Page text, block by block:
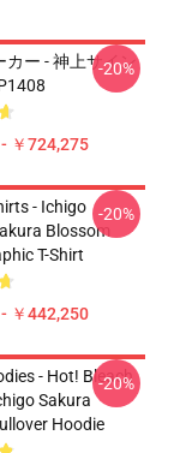
カー - 神上サイン
￥724,275
-20%
- Ichigo
Blossom
T-Shirt
￥442,250
-20%
- Hot! Bleach
Sakura
Hoodie
-20%